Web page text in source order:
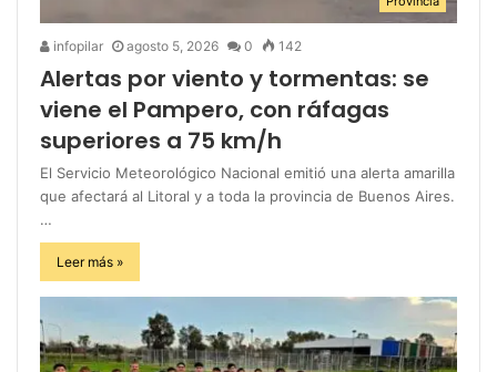
infopilar agosto 5, 2026 0 142
Alertas por viento y tormentas: se
viene el Pampero, con ráfagas
superiores a 75 km/h
El Servicio Meteorológico Nacional emitió una alerta amarilla
que afectará al Litoral y a toda la provincia de Buenos Aires.
…
Leer más »